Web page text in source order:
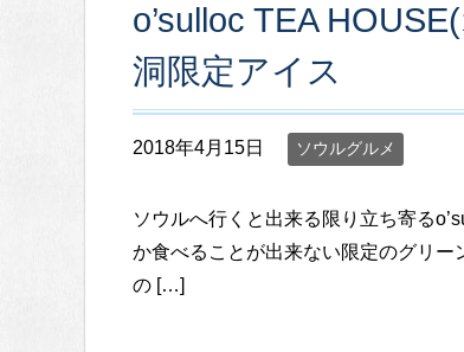
o’sulloc TEA
洞限定アイス
2018年4月15日 ソウルグルメ
ソウルへ行くと出来る限り立ち寄る
か食べることが出来ない限定のグリ
の […]